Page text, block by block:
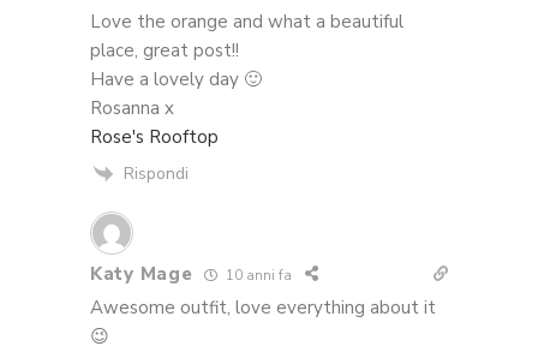
Love the orange and what a beautiful
place, great post!!
Have a lovely day 🙂
Rosanna x
Rose's Rooftop
Rispondi
Katy Mage 10 anni fa
Awesome outfit, love everything about it
😉